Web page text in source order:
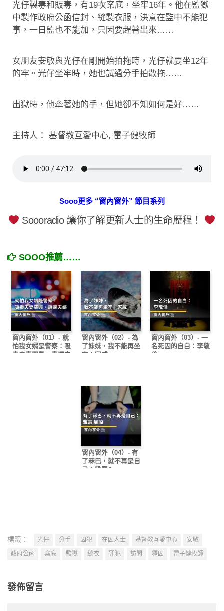
光仔製毒和販毒，有19次案底，坐牢16年。他在監獄
中製作政府公函信封、縫製衣服，決意在監中不能犯
事，一日監也不能加，只因要趕著出來……
女朋友安敏與光仔在剛開始拍拖時，光仔就要坐12年
的牢。光仔坐牢時，她也試過分手拍散拖……
出獄時，他牽著她的手，但她卻不知如何是好……
主持人： 基督教互愛中心, 雷子健牧師
Sooo更多 “窗內窗外” 節目系列
Soooradio 讓你了解更新人士的生命歷程！
SOOO推薦……
窗內窗外（01）- 就
怕我女婿是警察：吸
毒夫妻羅興、惠嫻夫
窗內窗外（02）- 為
了妹妹，我不能再坐
牢：家威
窗內窗外（03）- 一
名死囚的自白：李敬
倫
窗內窗外（04）- 有
了冧巴，就不再是自
己：雅慧Anna
標籤： 光仔 分手 囚犯 在囚人士 基督教互愛中心
安敏
政府公函
案底 監獄 縫衣 罪犯 訪問 釋囚 雷子健牧師
發佈留言